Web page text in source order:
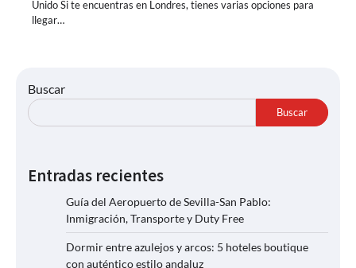
Unido Si te encuentras en Londres, tienes varias opciones para
llegar…
Buscar
Buscar
Entradas recientes
Guía del Aeropuerto de Sevilla-San Pablo:
Inmigración, Transporte y Duty Free
Dormir entre azulejos y arcos: 5 hoteles boutique
con auténtico estilo andaluz